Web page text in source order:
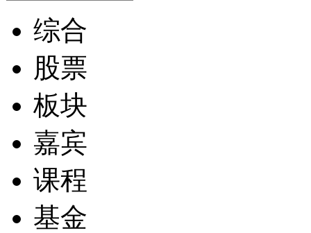
综合
股票
板块
嘉宾
课程
基金